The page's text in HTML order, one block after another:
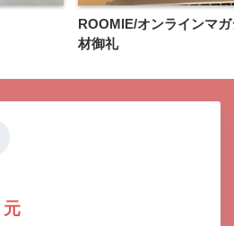
ROOMIE/オンラインマ
材御礼